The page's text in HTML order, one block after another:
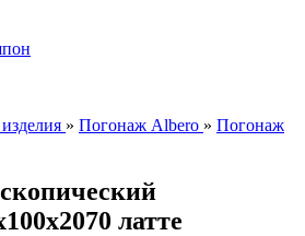
» Погонаж Albero » Погонаж
латте